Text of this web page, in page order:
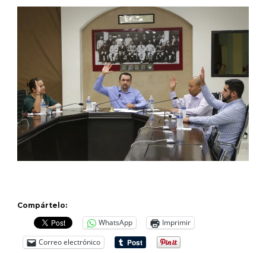
Compártelo:
WhatsApp
Imprimir
Correo electrónico